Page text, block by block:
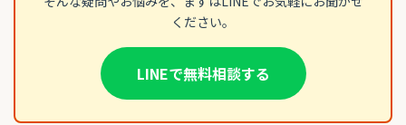
ください。
LINEで無料相談する